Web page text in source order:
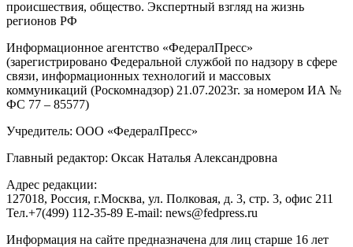
происшествия, общество. Экспертный взгляд на жизнь
регионов РФ
Информационное агентство «ФедералПресс»
(зарегистрировано Федеральной службой по надзору в сфере
связи, информационных технологий и массовых
коммуникаций (Роскомнадзор) 21.07.2023г. за номером ИА №
ФС 77 – 85577)
Учредитель: ООО «ФедералПресс»
Главный редактор: Оксак Наталья Александровна
Адрес редакции:
127018, Россия, г.Москва, ул. Полковая, д. 3, стр. 3, офис 211
Тел.+7(499) 112-35-89 E-mail: news@fedpress.ru
Информация на сайте предназначена для лиц старше 16 лет